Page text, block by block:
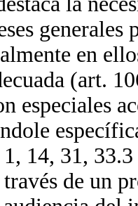
generales
en
(art.
especiales
14, 31,
de un